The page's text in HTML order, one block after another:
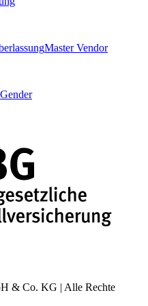
Master Vendor
Gender
& Co. KG | Alle Rechte